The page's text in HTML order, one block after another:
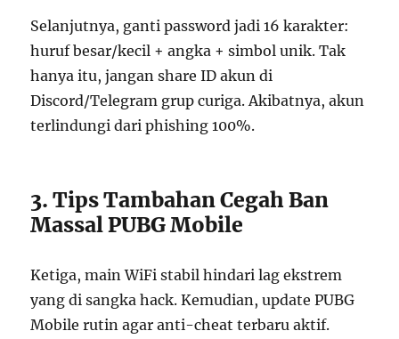
Selanjutnya, ganti password jadi 16 karakter:
huruf besar/kecil + angka + simbol unik. Tak
hanya itu, jangan share ID akun di
Discord/Telegram grup curiga. Akibatnya, akun
terlindungi dari phishing 100%.
3. Tips Tambahan Cegah Ban
Massal PUBG Mobile
Ketiga, main WiFi stabil hindari lag ekstrem
yang di sangka hack. Kemudian, update PUBG
Mobile rutin agar anti-cheat terbaru aktif.